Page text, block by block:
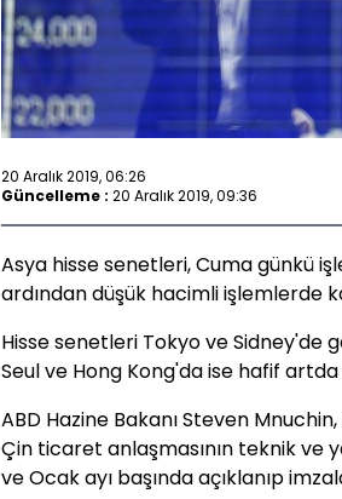
20 Aralık 2019, 06:26
Güncelleme : 20 Aralık 2019, 09:36
Asya hisse senetleri, Cuma günkü
ardından düşük hacimli işlemlerde
Hisse senetleri Tokyo ve Sidney'de
Seul ve Hong Kong'da ise hafif
ABD Hazine Bakanı Steven
Çin ticaret anlaşmasının teknik ve
ve Ocak ayı başında açıklanıp